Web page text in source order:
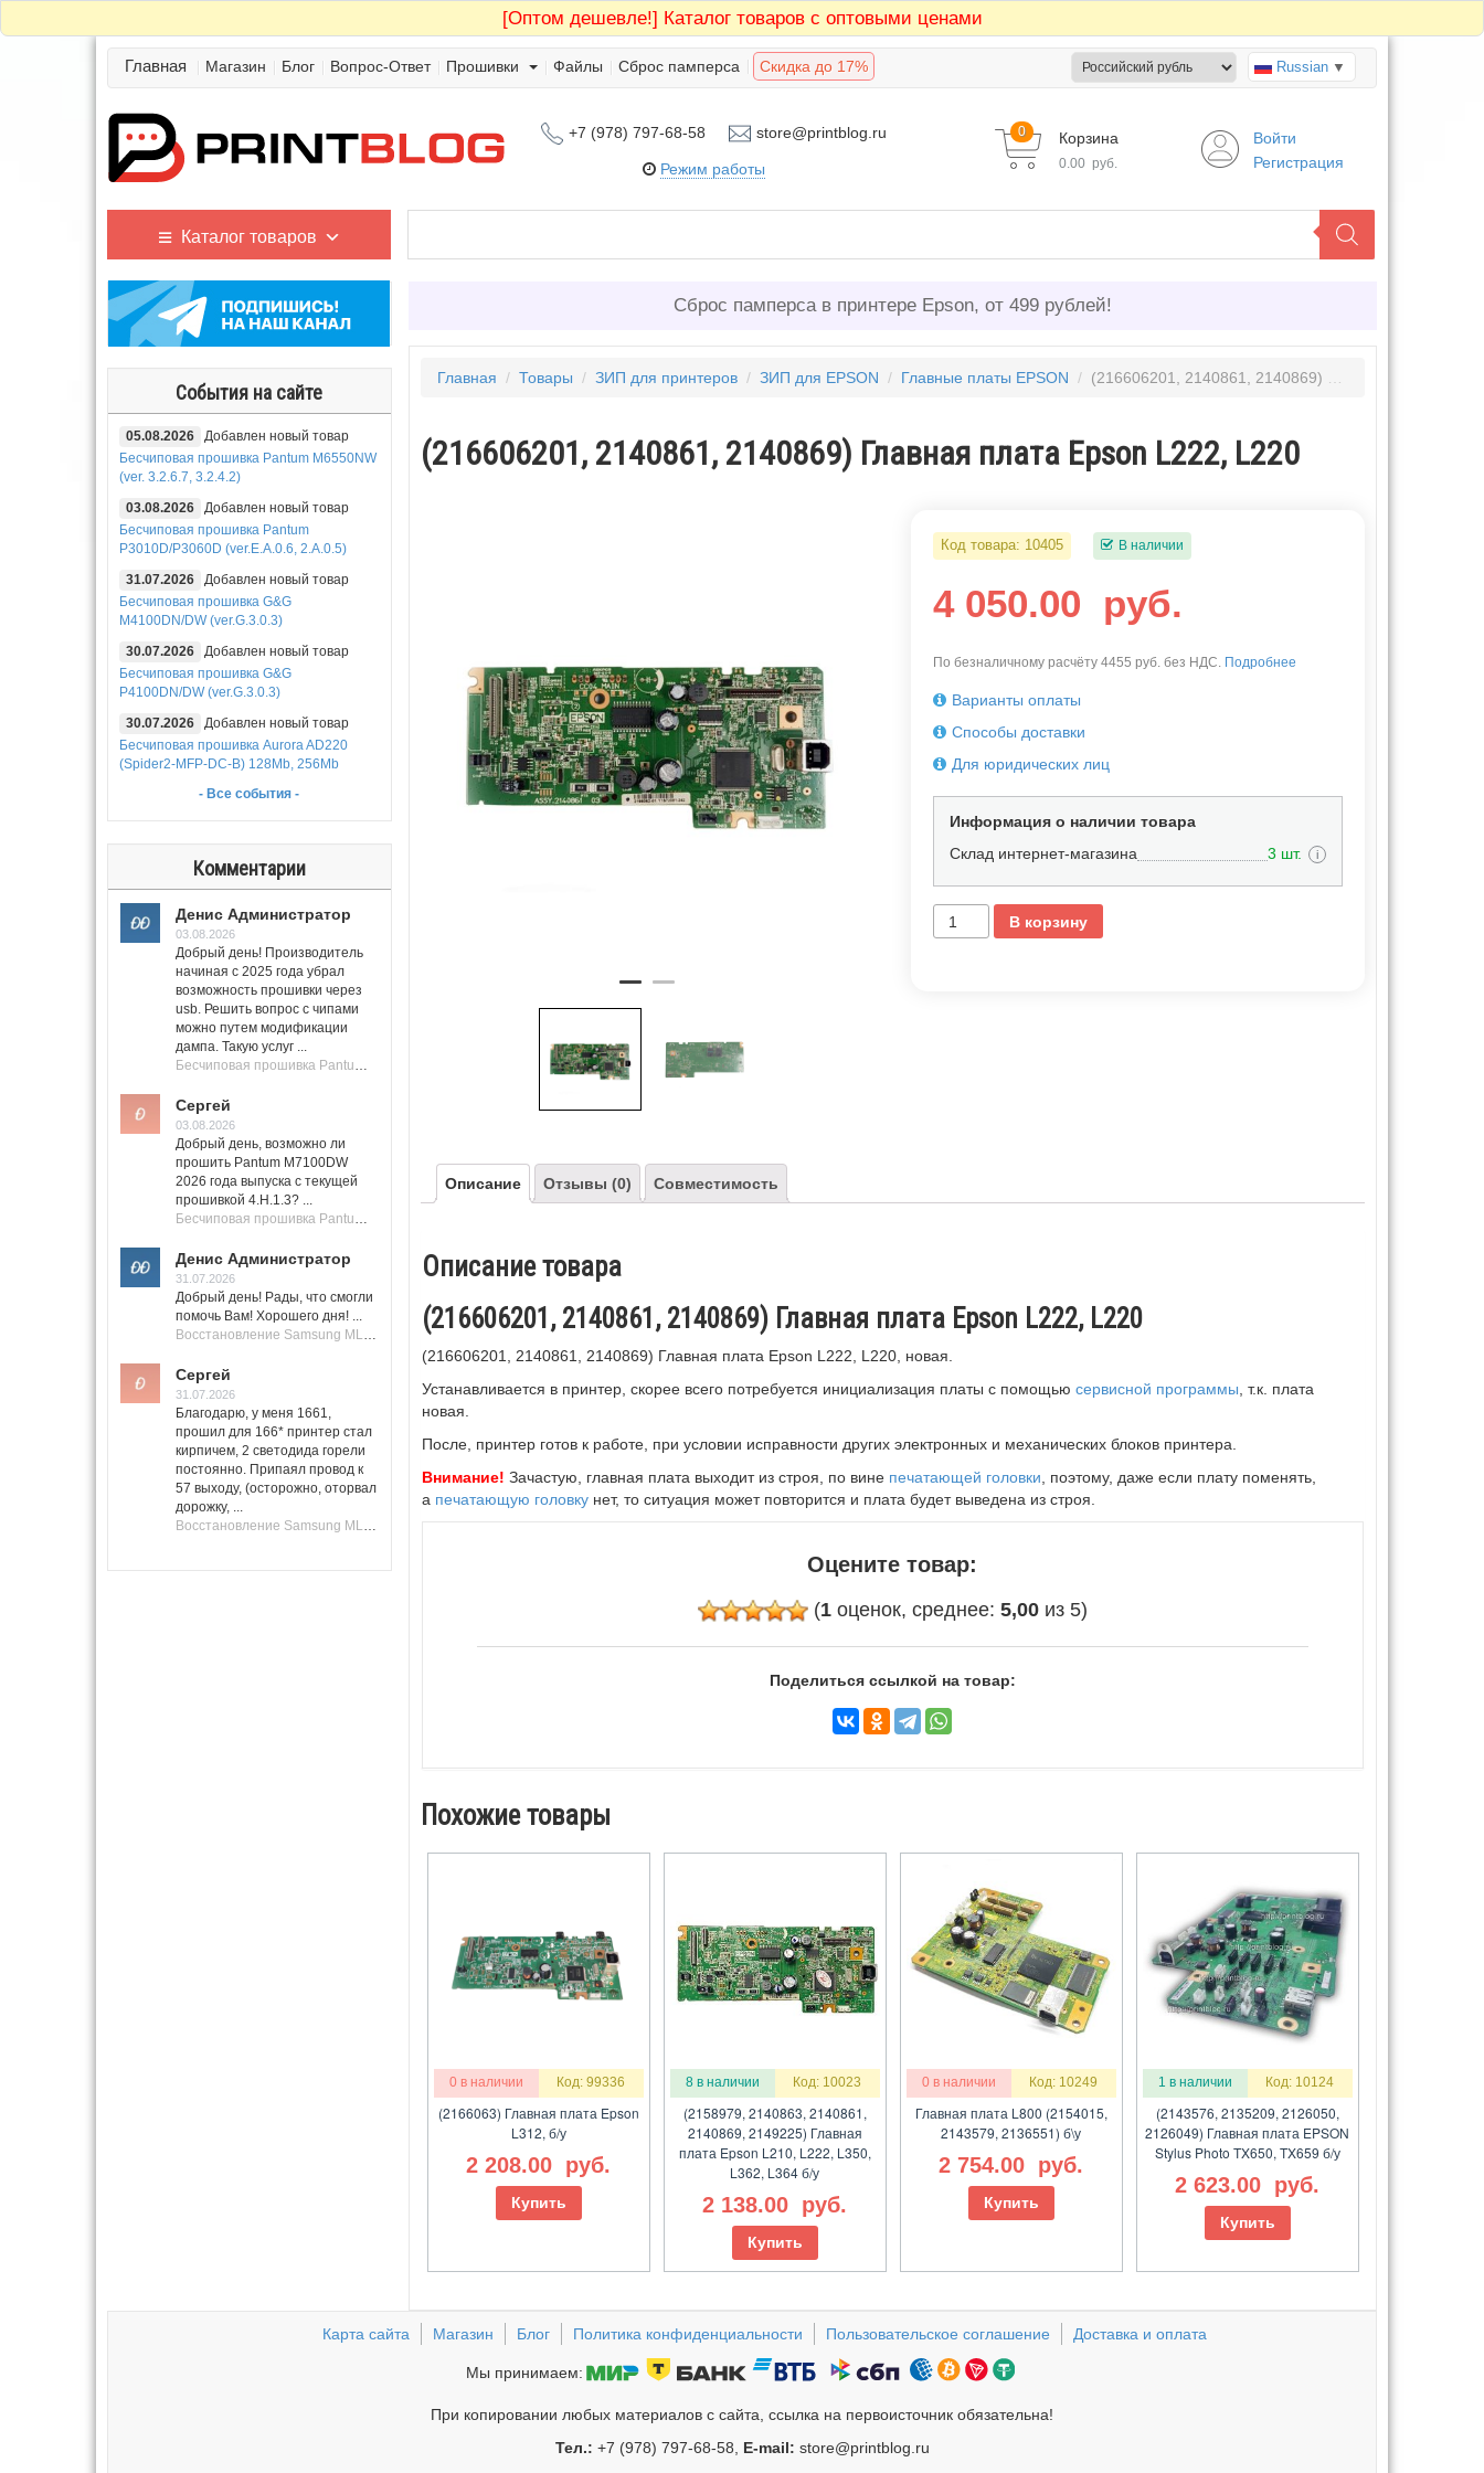
[Оптом дешевле!] Каталог товаров с оптовыми ценами
Главная Магазин Блог Вопрос-Ответ Прошивки Файлы Сброс памперса Скидка до 17% Russian ▼
+7 (978) 797-68-58 store@printblog.ru
Режим работы
Корзина
0
0.00 руб.
Войти
Регистрация
Каталог товаров
События на сайте
05.08.2026
Добавлен новый товар
Бесчиповая прошивка Pantum M6550NW
(ver. 3.2.6.7, 3.2.4.2)
03.08.2026
Добавлен новый товар
Бесчиповая прошивка Pantum
P3010D/P3060D (ver.E.A.0.6, 2.A.0.5)
31.07.2026
Добавлен новый товар
Бесчиповая прошивка G&G
M4100DN/DW (ver.G.3.0.3)
30.07.2026
Добавлен новый товар
Бесчиповая прошивка G&G
P4100DN/DW (ver.G.3.0.3)
30.07.2026
Добавлен новый товар
Бесчиповая прошивка Aurora AD220
(Spider2-MFP-DC-B) 128Mb, 256Mb
- Все события -
Комментарии
Денис Администратор
03.08.2026
Добрый день! Производитель
начиная с 2025 года убрал
возможность прошивки через
usb. Решить вопрос с чипами
можно путем модификации
дампа. Такую услуг ...
Бесчиповая прошивка Pantum M7100 Series (M7100, M7108, M7102, M7103, M7105)
Сергей
03.08.2026
Добрый день, возможно ли
прошить Pantum M7100DW
2026 года выпуска с текущей
прошивкой 4.H.1.3? ...
Бесчиповая прошивка Pantum M7100 Series (M7100, M7108, M7102, M7103, M7105)
Денис Администратор
31.07.2026
Добрый день! Рады, что смогли
помочь Вам! Хорошего дня! ...
Восстановление Samsung ML-1661, ML-1666 после не удачной прошивки.
Сергей
31.07.2026
Благодарю, у меня 1661,
прошил для 166* принтер стал
кирпичем, 2 светодида горели
постоянно. Припаял провод к
57 выходу, (осторожно, оторвал
дорожку, ...
Восстановление Samsung ML-1661, ML-1666 после не удачной прошивки.
Сброс памперса в принтере Epson, от 499 рублей!
Главная / Товары / ЗИП для принтеров/ ЗИП для EPSON / Главные платы EPSON / (216606201, 2140861, 2140869) Главная плата Epson L222, L220
(216606201, 2140861, 2140869) Главная плата Epson L222, L220
Код товара: 10405 В наличии
4 050.00 руб.
По безналичному расчёту 4455 руб. без НДС. Подробнее
Варианты оплаты
Способы доставки
Для юридических лиц
Информация о наличии товара
Склад интернет-магазина
3 шт. i
В корзину
Описание Отзывы (0) Совместимость
Описание товара
(216606201, 2140861, 2140869) Главная плата Epson L222, L220
(216606201, 2140861, 2140869) Главная плата Epson L222, L220, новая.
Устанавливается в принтер, скорее всего потребуется инициализация платы с помощью сервисной программы , т.к. плата
новая.
После, принтер готов к работе, при условии исправности других электронных и механических блоков принтера.
Внимание! Зачастую, главная плата выходит из строя, по вине печатающей головки , поэтому, даже если плату поменять,
а печатающую головкунет, то ситуация может повторится и плата будет выведена из строя.
Оцените товар:
(1оценок, среднее: 5,00из 5)
Поделиться ссылкой на товар:
Похожие товары
0 в наличии Код: 99336
(2166063) Главная плата Epson
L312, б/у
2 208.00 руб.
Купить
8 в наличии Код: 10023
(2158979, 2140863, 2140861,
2140869, 2149225) Главная
плата Epson L210, L222, L350,
L362, L364 б/у
2 138.00 руб.
Купить
0 в наличии Код: 10249
Главная плата L800 (2154015,
2143579, 2136551) б\у
2 754.00 руб.
Купить
1 в наличии Код: 10124
(2143576, 2135209, 2126050,
2126049) Главная плата EPSON
Stylus Photo TX650, TX659 б/у
2 623.00 руб.
Купить
Карта сайта Магазин Блог Политика конфиденциальности Пользовательское соглашение Доставка и оплата
Мы принимаем:
При копировании любых материалов с сайта, ссылка на первоисточник обязательна!
Тел.: +7 (978) 797-68-58, E-mail: store@printblog.ru